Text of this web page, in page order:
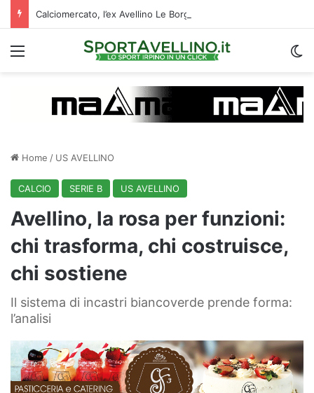
Menu
Home / US AVELLINO
CALCIO SERIE B US AVELLINO
Avellino, la rosa per funzioni:
chi trasforma, chi costruisce,
chi sostiene
Il sistema di incastri biancoverde prende forma:
l’analisi